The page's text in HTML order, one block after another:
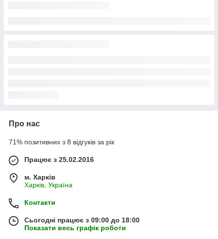
Про нас
71% позитивних з 8 відгуків за рік
Працює з 25.02.2016
м. Харків
Харків, Україна
Контакти
Сьогодні працює з 09:00 до 18:00
Показати весь графік роботи